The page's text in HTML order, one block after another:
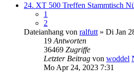
24. XT 500 Treffen Stammtisch
1
2
Dateianhang von ralfutt » Di Jan
19 Antworten
36469 Zugriffe
Letzter Beitrag von woddel
Mo Apr 24, 2023 7:31